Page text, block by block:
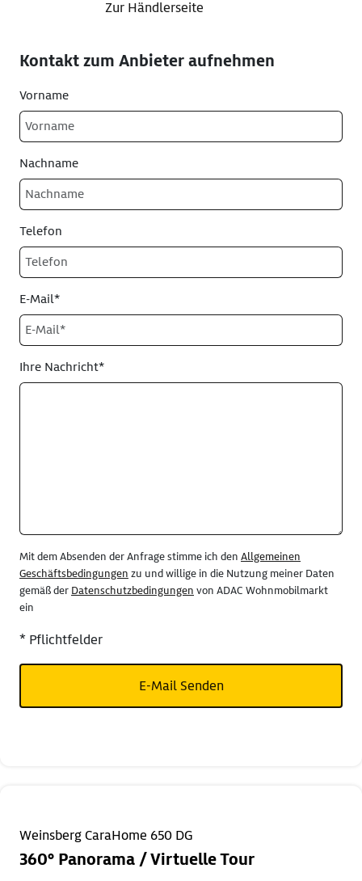
Zur Händlerseite
Kontakt zum Anbieter aufnehmen
Vorname
Nachname
Telefon
E-Mail*
Ihre Nachricht*
Mit dem Absenden der Anfrage stimme ich den Allgemeinen
Geschäftsbedingungen zu und willige in die Nutzung meiner Daten
gemäß der Datenschutzbedingungen von ADAC Wohnmobilmarkt
ein
* Pflichtfelder
E-Mail Senden
Weinsberg CaraHome 650 DG
360° Panorama / Virtuelle Tour